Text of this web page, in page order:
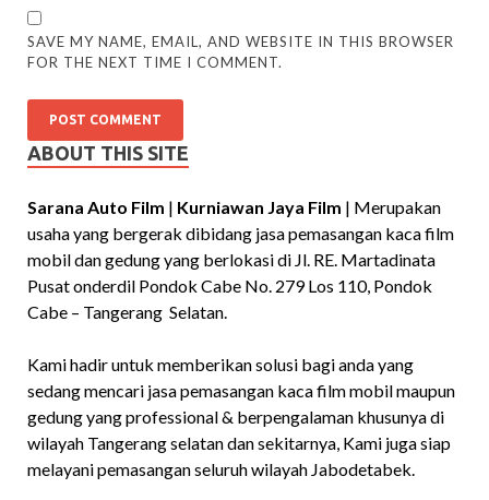
SAVE MY NAME, EMAIL, AND WEBSITE IN THIS BROWSER
FOR THE NEXT TIME I COMMENT.
ABOUT THIS SITE
Sarana Auto Film | Kurniawan Jaya Film | Merupakan
usaha yang bergerak dibidang jasa pemasangan kaca film
mobil dan gedung yang berlokasi di Jl. RE. Martadinata
Pusat onderdil Pondok Cabe No. 279 Los 110, Pondok
Cabe – Tangerang Selatan.
Kami hadir untuk memberikan solusi bagi anda yang
sedang mencari jasa pemasangan kaca film mobil maupun
gedung yang professional & berpengalaman khusunya di
wilayah Tangerang selatan dan sekitarnya, Kami juga siap
melayani pemasangan seluruh wilayah Jabodetabek.